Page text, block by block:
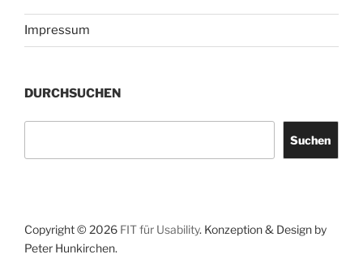
Impressum
DURCHSUCHEN
Suchen
Copyright © 2026 FIT für Usability. Konzeption & Design by
Peter Hunkirchen.